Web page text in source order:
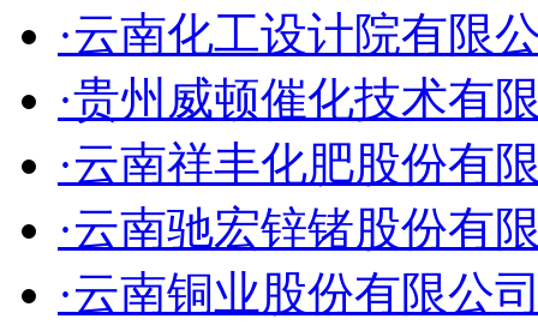
·云南化工设计院有限
·贵州威顿催化技术有
·云南祥丰化肥股份有
·云南驰宏锌锗股份有
·云南铜业股份有限公